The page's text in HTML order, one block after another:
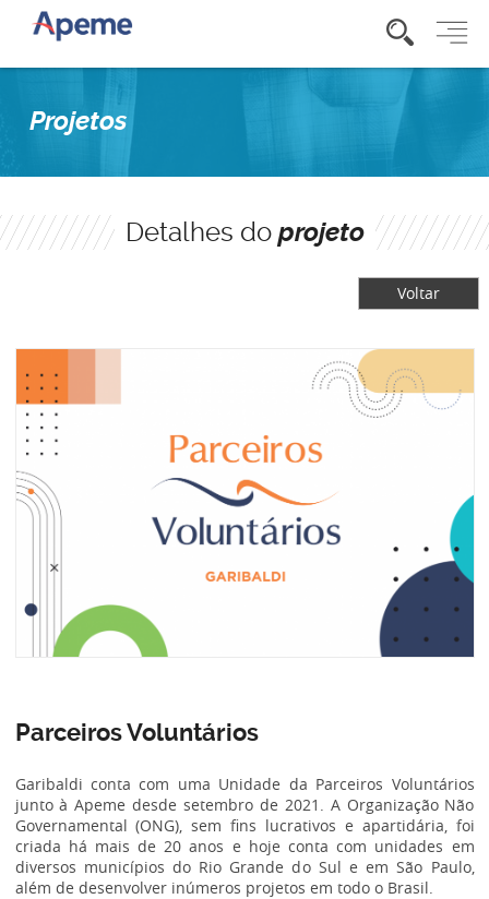
Projetos
Detalhes do projeto
Voltar
Parceiros Voluntários
Garibaldi conta com uma Unidade da Parceiros Voluntários
junto à Apeme desde setembro de 2021. A Organização Não
Governamental (ONG), sem fins lucrativos e apartidária, foi
criada há mais de 20 anos e hoje conta com unidades em
diversos municípios do Rio Grande do Sul e em São Paulo,
além de desenvolver inúmeros projetos em todo o Brasil.